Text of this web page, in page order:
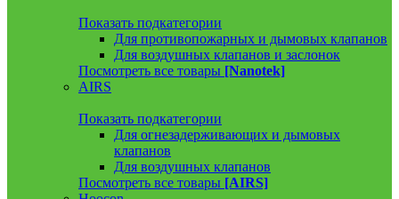
Показать подкатегории
Для противопожарных и дымовых клапанов
Для воздушных клапанов и заслонок
Посмотреть все товары [Nanotek]
AIRS
Показать подкатегории
Для огнезадерживающих и дымовых
клапанов
Для воздушных клапанов
Посмотреть все товары [AIRS]